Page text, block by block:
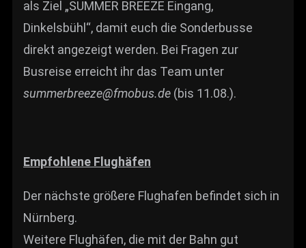
als Ziel „SUMMER BREEZE Eingang,
Dinkelsbühl“, damit euch die Sonderbusse
direkt angezeigt werden. Bei Fragen zur
Busreise erreicht ihr das Team unter
summerbreeze@fmobus.de (bis 11.08.).
Empfohlene Flughäfen
Der nächste größere Flughafen befindet sich in
Nürnberg.
Weitere Flughäfen, die mit der Bahn gut